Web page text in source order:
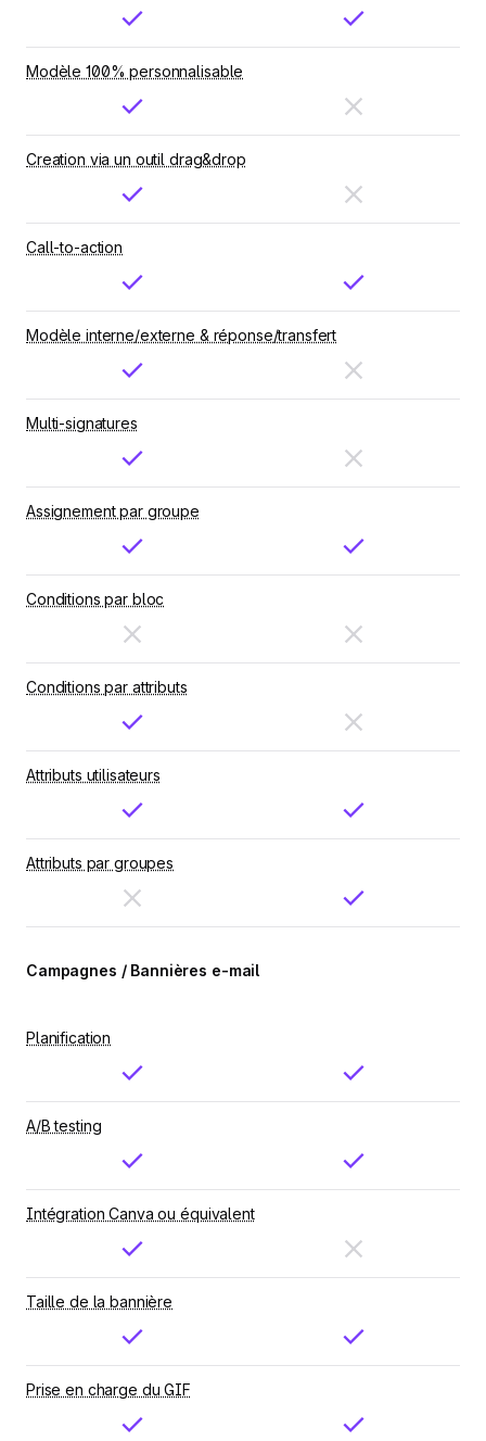
Modèle 100% personnalisable
Creation via un outil drag&drop
Call-to-action
Modèle interne/externe & réponse/transfert
Multi-signatures
Assignement par groupe
Conditions par bloc
Conditions par attributs
Attributs utilisateurs
Attributs par groupes
Campagnes / Bannières e-mail
Planification
A/B testing
Intégration Canva ou équivalent
Taille de la bannière
Prise en charge du GIF